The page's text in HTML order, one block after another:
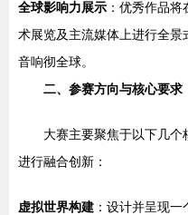
全球影响力展示 ：优秀作品
术展览及主流媒体上进行全
音响彻全球。
二、参赛方向与核心要求
大赛主要聚焦于以下几
进行融合创新：
虚拟世界构建 ：设计并呈现